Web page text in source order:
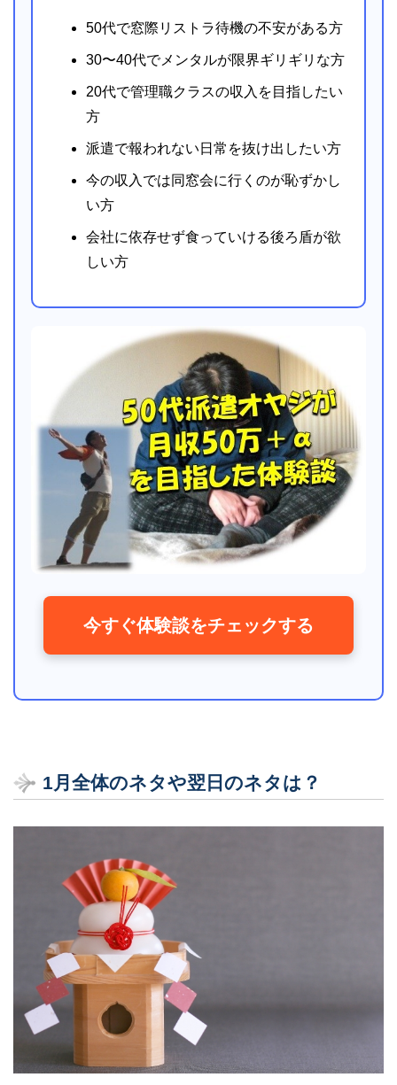
50代で窓際リストラ待機の不安がある方
30〜40代でメンタルが限界ギリギリな方
20代で管理職クラスの収入を目指したい
方
派遣で報われない日常を抜け出したい方
今の収入では同窓会に行くのが恥ずかし
い方
会社に依存せず食っていける後ろ盾が欲
しい方
今すぐ体験談をチェックする
1月全体のネタや翌日のネタは？